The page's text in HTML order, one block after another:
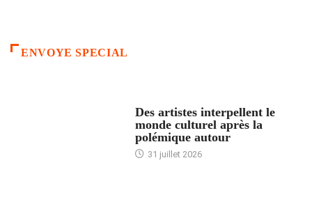
ENVOYE SPECIAL
Des artistes interpellent le
monde culturel après la
polémique autour
31 juillet 2026